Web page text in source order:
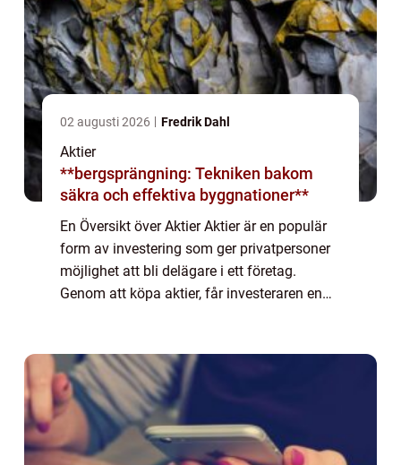
02 augusti 2026 Fredrik Dahl
Aktier
**bergsprängning: Tekniken bakom
säkra och effektiva byggnationer**
En Översikt över Aktier Aktier är en populär
form av investering som ger privatpersoner
möjlighet att bli delägare i ett företag.
Genom att köpa aktier, får investeraren en